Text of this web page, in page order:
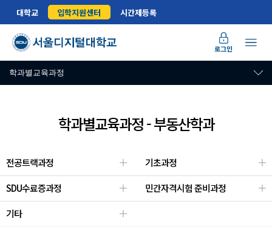
대학교 입학지원센터 시간제등록
로그인
학과별교육과정
학과별교육과정 - 부동산학과
전공트랙과정
기초과정
SDU수료증과정
민간자격시험 준비과정
기타